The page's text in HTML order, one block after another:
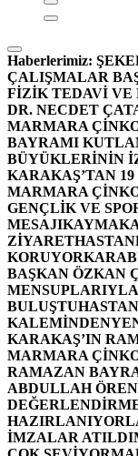
Haberlerimiz:
ÇALIŞMALAR
FİZİK TEDAVİ VE
DR. NECDET
MARMARA
BAYRAMI
BÜYÜKLERİNİN
KARAKAŞ’TAN
MARMARA
GENÇLİK VE
MESAJI
ZİYARET
KORUYOR
BAŞKAN ÖZKAN
BULUŞTU
KALEMİNDEN
KARAKAŞ’IN
MARMARA
RAMAZAN
ABDULLAH
İMZALAR ATILDI